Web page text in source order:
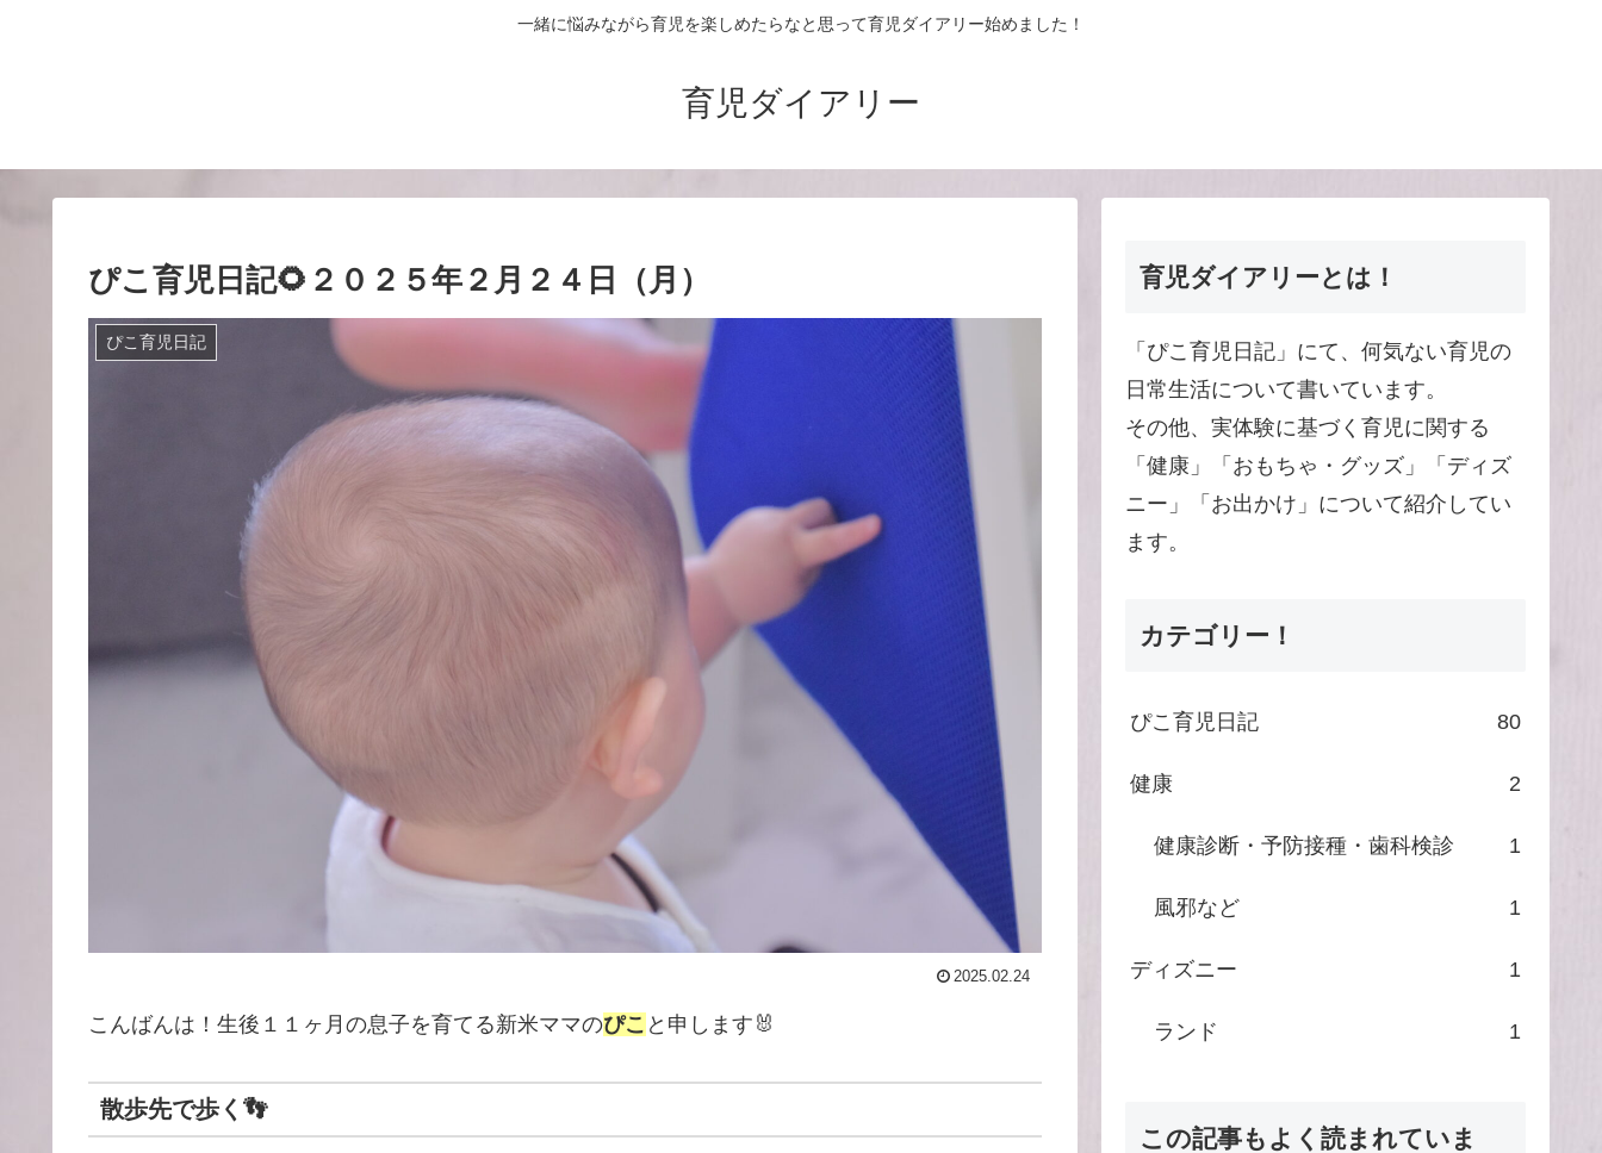
一緒に悩みながら育児を楽しめたらなと思って育児ダイアリー始めました！
育児ダイアリー
ぴこ育児日記🌻２０２５年２月２４日（月）
ぴこ育児日記
2025.02.24
こんばんは！生後１１ヶ月の息子を育てる新米ママのぴこ と申します🐰
散歩先で歩く👣
育児ダイアリーとは！
「ぴこ育児日記」にて、何気ない育児の
日常生活について書いています。
その他、実体験に基づく育児に関する
「健康」「おもちゃ・グッズ」「ディズ
ニー」「お出かけ」について紹介してい
ます。
カテゴリー！
ぴこ育児日記 80
健康 2
健康診断・予防接種・歯科検診 1
風邪など 1
ディズニー 1
ランド 1
この記事もよく読まれていま